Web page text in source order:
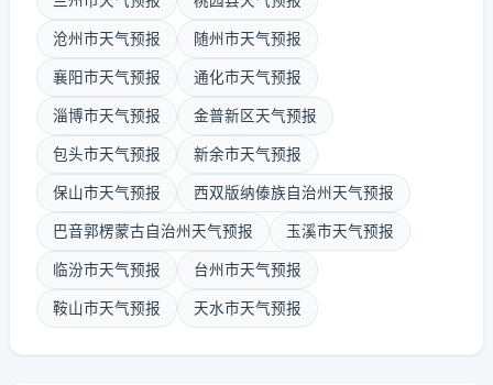
沧州市天气预报 随州市天气预报
襄阳市天气预报 通化市天气预报
淄博市天气预报 金普新区天气预报
包头市天气预报 新余市天气预报
保山市天气预报 西双版纳傣族自治州天气预报
巴音郭楞蒙古自治州天气预报 玉溪市天气预报
临汾市天气预报 台州市天气预报
鞍山市天气预报 天水市天气预报